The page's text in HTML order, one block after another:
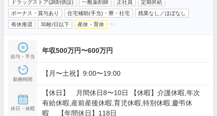
ドラッグストア(調剤併設) 一般薬剤師 正社員
定期昇給
ボーナス・賞与あり
住宅補助(手当)・寮・社宅
残業なし／ほぼなし
有休推奨
30枚/日以下 産休・育休
給与・手当
年収500万円〜600万円
勤務時間
【月〜土祝】9:00〜19:00
休日・休暇
【休日】 月間休日8〜10日 【休暇】介護休暇,年次
有給休暇,産前産後休暇,育児休暇,特別休暇,慶弔休
暇 【年間休日】118日